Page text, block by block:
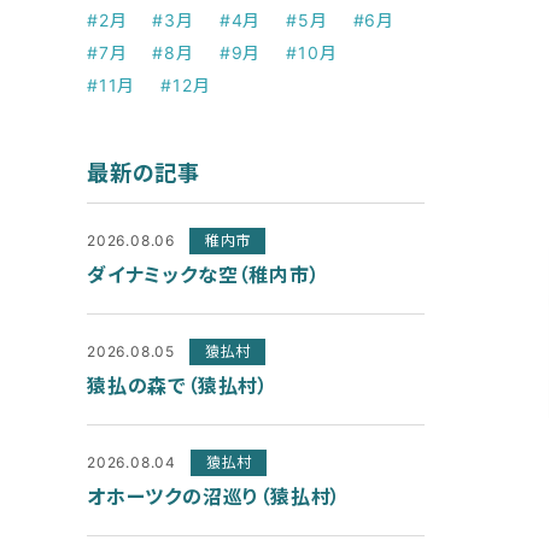
#2月
#3月 #4月 #5月
#6月
#7月
#8月 #9月
#10月
#11月
#12月
最新の記事
2026.08.06 稚内市
ダイナミックな空（稚内市）
2026.08.05 猿払村
猿払の森で（猿払村）
2026.08.04 猿払村
オホーツクの沼巡り（猿払村）